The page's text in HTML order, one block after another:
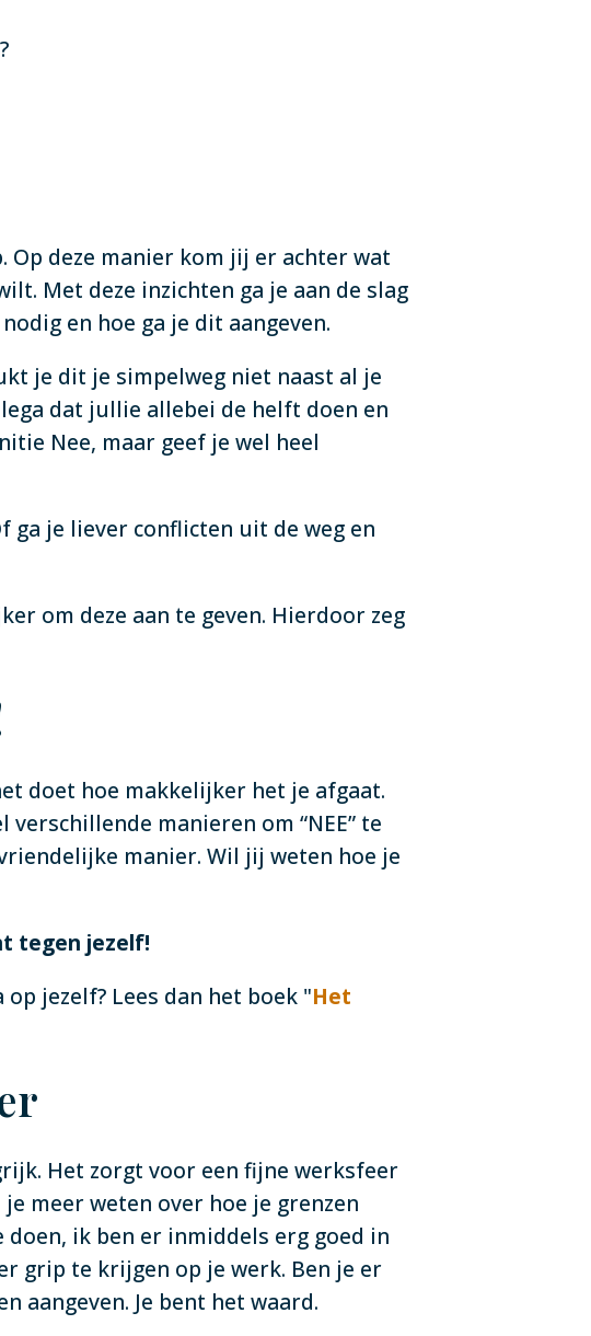
deze manier kom jij er achter wat
Met deze inzichten ga je aan de slag
en hoe ga je dit aangeven.
je dit je simpelweg niet naast al je
dat jullie allebei de helft doen en
Nee, maar geef je wel heel
ga je liever conflicten uit de weg en
om deze aan te geven. Hierdoor zeg
doet hoe makkelijker het je afgaat.
manieren om “NEE” te
manier. Wil jij weten hoe je
tegen jezelf!
jezelf? Lees dan het boek "Het
Het zorgt voor een fijne werksfeer
meer weten over hoe je grenzen
ik ben er inmiddels erg goed in
grip te krijgen op je werk. Ben je er
aangeven. Je bent het waard.